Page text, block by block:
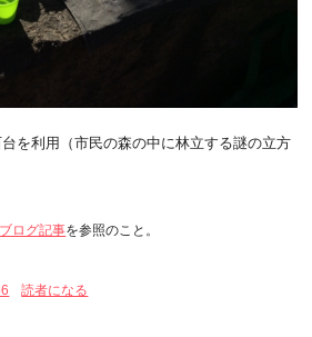
を利用（市民の森の中に林立する謎の立方
ログ記事を参照のこと。
読者になる